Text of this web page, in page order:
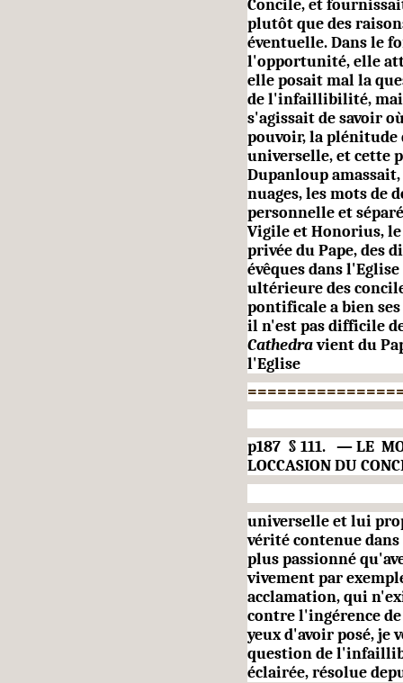
Concile, et
plutôt que des
éventuelle. Dans le
l'opportunité, elle
elle posait mal la
de l'infaillibilité,
s'agissait de savoir
pouvoir, la plénitude
universelle, et cette
Dupanloup
nuages, les mots de
personnelle et
Vigile et Honorius,
privée du Pape, des
évêques dans
ultérieure des
pontificale a bien
il n'est pas difficile
Cathe­dravient du
l'Eglise
p187 § 111. — LE
LOCCASION DU
universelle et lui
vérité contenue
plus pas­sionné
vivement par
acclamation, qui
contre l'ingérence
yeux d'avoir posé, je
question de
éclairée, résolue